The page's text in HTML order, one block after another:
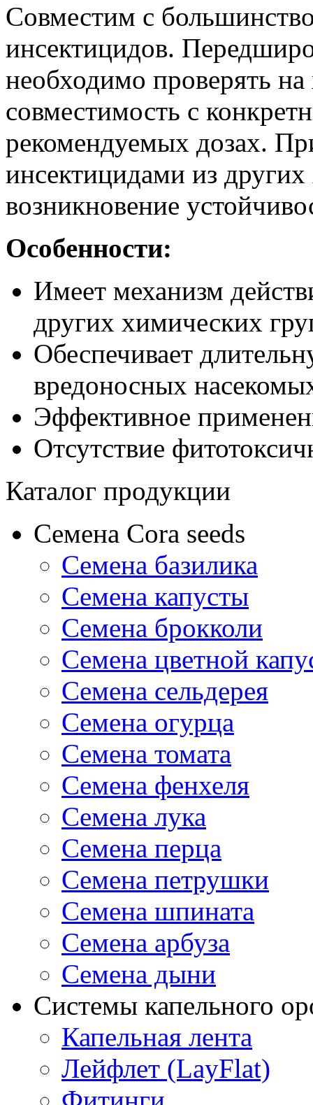
Совместим с
инсектицидов.
необходимо проверять
совместимость с
рекомендуемых дозах.
инсектицидами из
возникновение
Особенности:
Имеет механизм
других химических
Обеспечивает
вредоносных
Эффективное
Отсутствие
Каталог продукции
Семена Cora seeds
Семена базилика
Семена капусты
Семена брокколи
Семена цветной
Семена сельдерея
Семена огурца
Семена томата
Семена фенхеля
Семена лука
Семена перца
Семена петрушки
Семена шпината
Семена арбуза
Семена дыни
Системы капельного
Капельная лента
Лейфлет (LayFlat)